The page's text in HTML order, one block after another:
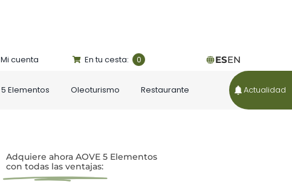
Mi cuenta En tu cesta: 0 ESEN
5 Elementos Oleoturismo Restaurante Actualidad
Adquiere ahora AOVE 5 Elementos
con todas las ventajas: